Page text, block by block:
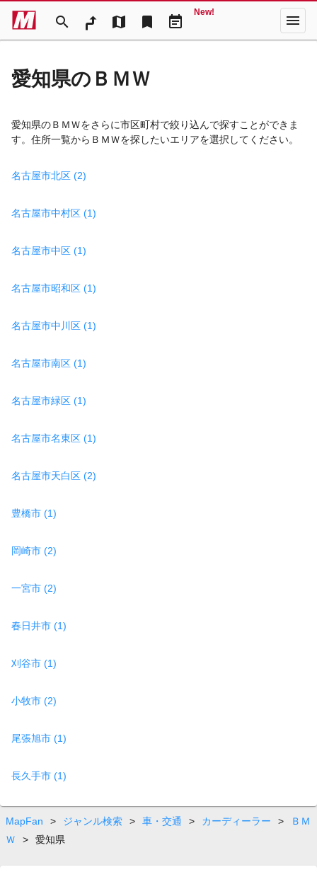
search map bookmark event_note
New! menu
愛知県のＢＭＷ
愛知県のＢＭＷをさらに市区町村で絞り込んで探すことができま
す。住所一覧からＢＭＷを探したいエリアを選択してください。
名古屋市北区 (2)
名古屋市中村区 (1)
名古屋市中区 (1)
名古屋市昭和区 (1)
名古屋市中川区 (1)
名古屋市南区 (1)
名古屋市緑区 (1)
名古屋市名東区 (1)
名古屋市天白区 (2)
豊橋市 (1)
岡崎市 (2)
一宮市 (2)
春日井市 (1)
刈谷市 (1)
小牧市 (2)
尾張旭市 (1)
長久手市 (1)
MapFan > ジャンル検索 > 車・交通 > カーディーラー >
ＢＭ
Ｗ
> 愛知県